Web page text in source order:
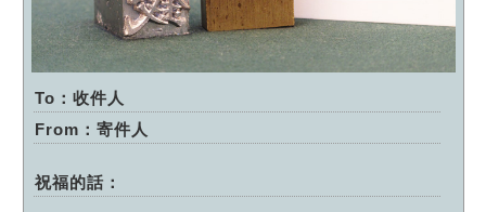
To：收件人
From：寄件人
祝福的話：